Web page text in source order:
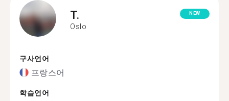
T.
Oslo
NEW
구사언어
프랑스어
학습언어